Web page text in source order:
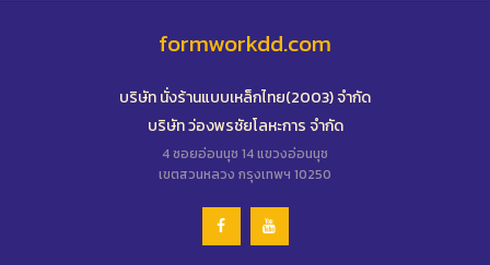
formworkdd.com
บริษัท นั่งร้านแบบเหล็กไทย(2003) จำกัด
บริษัท ว่องพรชัยโลหะการ จำกัด
4 ซอยอ่อนนุช 14 แขวงอ่อนนุช
เขตสวนหลวง กรุงเทพฯ 10250